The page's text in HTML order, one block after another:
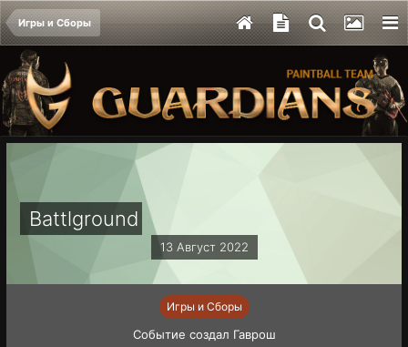
Игры и Сборы
Battlground
13 Август 2022
Игры и Сборы
Событие создал Гаврош